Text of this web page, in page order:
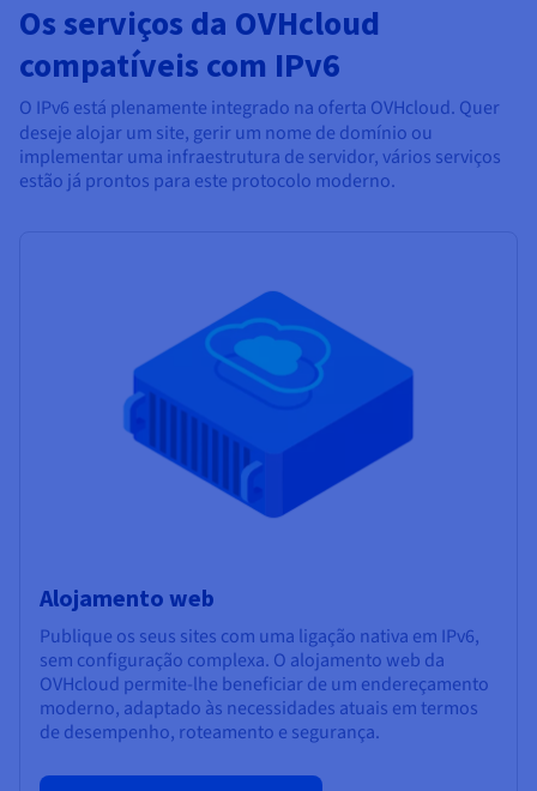
Os serviços da OVHcloud
compatíveis com IPv6
O IPv6 está plenamente integrado na oferta OVHcloud. Quer
deseje alojar um site, gerir um nome de domínio ou
implementar uma infraestrutura de servidor, vários serviços
estão já prontos para este protocolo moderno.
Alojamento web
Publique os seus sites com uma ligação nativa em IPv6,
sem configuração complexa. O alojamento web da
OVHcloud permite-lhe beneficiar de um endereçamento
moderno, adaptado às necessidades atuais em termos
de desempenho, roteamento e segurança.